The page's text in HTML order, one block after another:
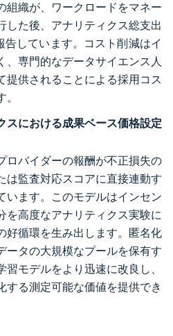
組織が、ワークロードをマネー
した後、アナリティクス総支出
告しています。コスト削減はイ
、専門的なデータサイエンス人
提供されることによる採用コス
スにおける成果ベース価格設定
ロバイダーの報酬が不正損失の
は監査対応スコアに直接連動す
います。このモデルはインセン
を高度なアナリティクス実験に
好循環を生み出します。匿名化
ータの大規模なプールを保有す
モデルをより迅速に改良し、
する測定可能な価値を提供でき